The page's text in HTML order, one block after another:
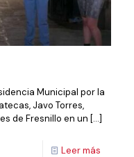
Municipal por la
Javo Torres,
de Fresnillo en un […]
Leer más